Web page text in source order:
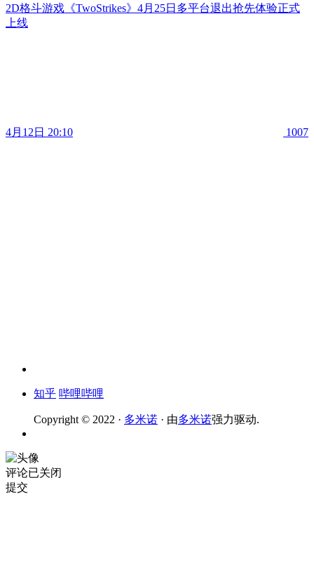
2D格斗游戏《TwoStrikes》4月25日多平台退出抢先体验正式
上线
4月12日 20:10 1007
知乎 哔哩哔哩
Copyright © 2022 · 多米诺 · 由多米诺强力驱动.
评论已关闭
提交